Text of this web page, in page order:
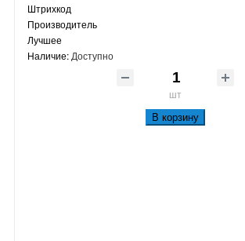
Штрихкод
Производитель
Лучшее
Наличие: Доступно
шт
В корзину